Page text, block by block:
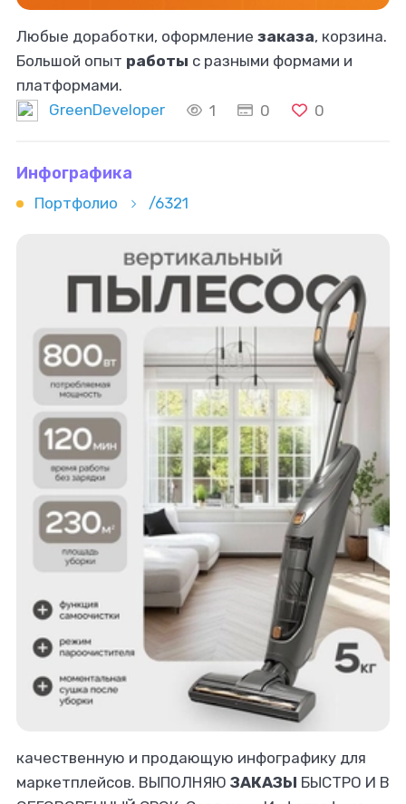
Любые доработки, оформление заказа, корзина.
Большой опыт работы с разными формами и
платформами.
GreenDeveloper
1 0 0
Инфографика
Портфолио /6321
качественную и продающую инфографику для
маркетплейсов. ВЫПОЛНЯЮ ЗАКАЗЫ БЫСТРО И В